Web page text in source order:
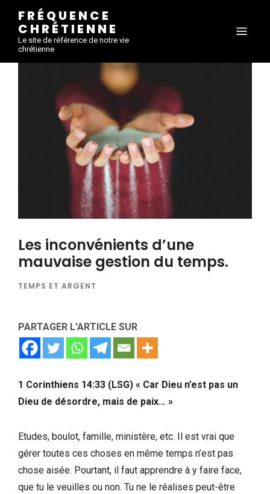
FRÉQUENCE
CHRÉTIENNE
Le site de référence de notre vie
chrétienne
Les inconvénients d’une
mauvaise gestion du temps.
TEMPS ET ARGENT
PARTAGER L'ARTICLE SUR
1 Corinthiens 14:33 (LSG) « Car Dieu n’est pas un
Dieu de désordre, mais de paix… »
Etudes, boulot, famille, ministère, etc. Il est vrai que
gérer toutes ces choses en même temps n’est pas
chose aisée. Pourtant, il faut apprendre à y faire face,
que tu le veuilles ou non. Tu ne le réalises peut-être